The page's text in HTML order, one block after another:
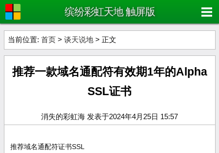
缤纷彩虹天地 触屏版
当前位置: 首页 > 谈天说地 > 正文
推荐一款域名通配符有效期1年的Alpha
SSL证书
消失的彩虹海 发表于2024年4月25日 15:57
推荐域名通配符证书SSL